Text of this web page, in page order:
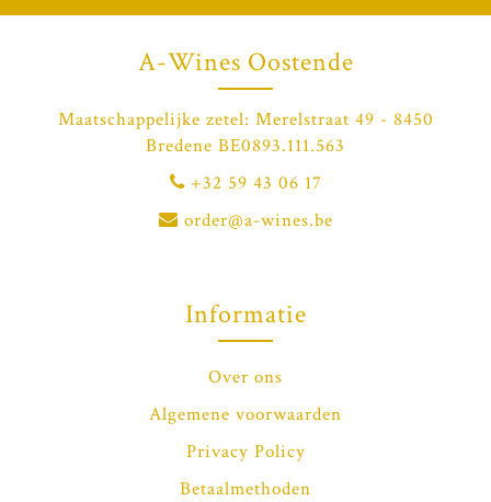
A-Wines Oostende
Maatschappelijke zetel: Merelstraat 49 - 8450
Bredene BE0893.111.563
+32 59 43 06 17
order@a-wines.be
Informatie
Over ons
Algemene voorwaarden
Privacy Policy
Betaalmethoden